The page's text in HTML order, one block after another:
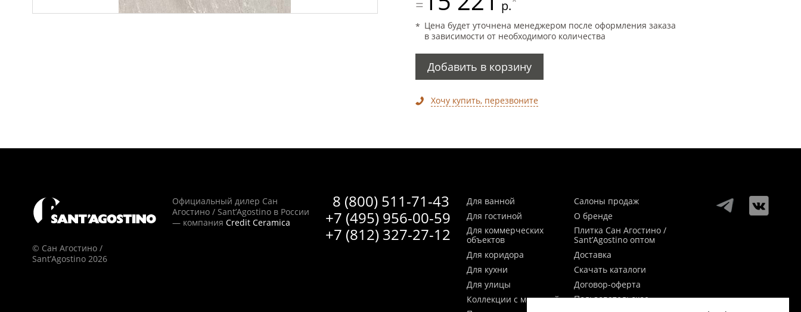
= р.
Цена будет уточнена менеджером после оформления заказа
в зависимости от необходимого количества
Добавить в корзину
Хочу купить, перезвоните
© Сан Агостино /
Sant’Agostino 2026
8 (800) 511-71-43
+7 (495) 956-00-59
+7 (812) 327-27-12
Официальный дилер Сан
Агостино / Sant’Agostino в России
— компания Credit Ceramica
Для ванной
Для гостиной
Для коммерческих
объектов
Для коридора
Для кухни
Для улицы
Коллекции с мозаикой
Салоны продаж
О бренде
Плитка Сан Агостино /
Sant’Agostino оптом
Доставка
Скачать каталоги
Договор-оферта
Пользовательское